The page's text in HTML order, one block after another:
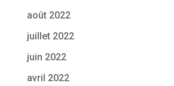
août 2022
juillet 2022
juin 2022
avril 2022